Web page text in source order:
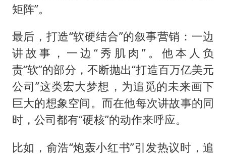
矩阵”。
最后，打造“软硬结合”的叙事营销：一边
讲故事，一边“秀肌肉”。他本人负
责“软”的部分，不断抛出“打造百万亿美元
公司”这类宏大梦想，为追觅的未来画下
巨大的想象空间。而在他每次讲故事的同
时，公司都有“硬核”的动作来呼应。
比如，俞浩“炮轰小红书”引发热议时，追